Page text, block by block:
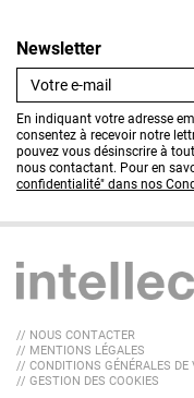
Newsletter
En indiquant votre adresse
consentez à recevoir notre
pouvez vous désinscrire à
nous contactant. Pour en
confidentialité" dans nos
// NOUS CONTACTER
// MENTIONS LÉGALES
// CONDITIONS GÉNÉRALES DE
// GESTION DES COOKIES